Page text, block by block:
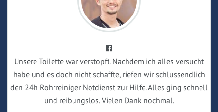
Unsere Toilette war verstopft. Nachdem ich alles versucht
habe und es doch nicht schaffte, riefen wir schlussendlich
den 24h Rohrreiniger Notdienst zur Hilfe. Alles ging schnell
und reibungslos. Vielen Dank nochmal.